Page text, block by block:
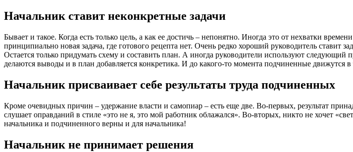
Начальник ставит неконкретные задачи
Бывает и такое. Когда есть только цель, а как ее достичь – непонятно. Иногда это от нехватки
принципиально новая задача, где готового рецепта нет. Очень редко хороший руководитель
Остается только придумать схему и составить план. А иногда руководители используют
делаются выводы и в план добавляется конкретика. И до какого-то момента подчиненные движутся
Начальник присваивает себе результаты труда подчиненных
Кроме очевидных причин – удержание власти и самопиар – есть еще две. Во-первых, результат
слушает оправданий в стиле «это не я, это мой работник облажался». Во-вторых, никто не хочет
начальника и подчиненного верны и для начальника!
Начальник не принимает решения